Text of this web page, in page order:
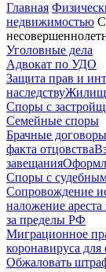
Главная
недвижимостью
Уголовные дела
Адвокат по УДО
Защита прав и
наследству
Споры с
Семейные споры
Брачные договоры
факта отцовства
завещания
Споры с
Сопровождение
наложение
за пределы РФ
Миграционное
коронавируса
Обжаловать